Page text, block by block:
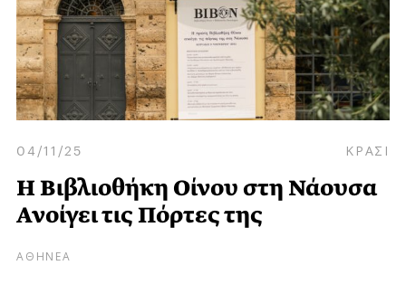
04/11/25 ΚΡΑΣΙ
Η Βιβλιοθήκη Οίνου στη Νάουσα
Ανοίγει τις Πόρτες της
ΑΘΗΝΕΑ